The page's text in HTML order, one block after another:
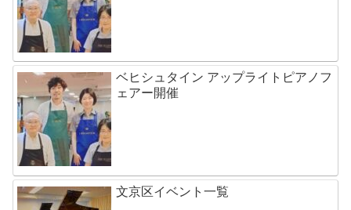
ベヒシュタイン アップライトピアノフ
ェアー開催
文京区イベント一覧